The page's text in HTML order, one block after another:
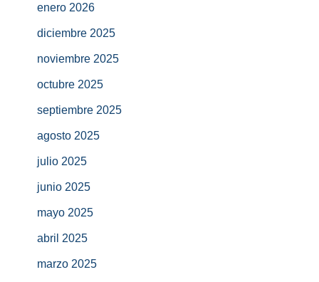
enero 2026
diciembre 2025
noviembre 2025
octubre 2025
septiembre 2025
agosto 2025
julio 2025
junio 2025
mayo 2025
abril 2025
marzo 2025